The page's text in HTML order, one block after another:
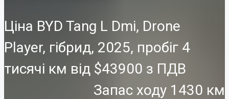
Ціна BYD Tang L Dmi, Drone
Player, гібрид, 2025, пробіг 4
тисячі км від $43900
Запас ходу 1430 км